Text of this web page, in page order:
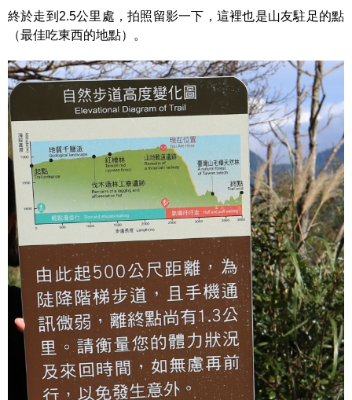
終於走到2.5公里處，拍照留影一下，這裡也是山友駐足的點
（最佳吃東西的地點）。